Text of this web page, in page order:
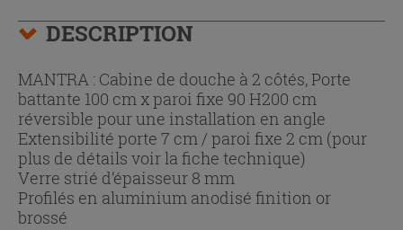
DESCRIPTION
MANTRA : Cabine de douche à 2 côtés, Porte
battante 100 cm x paroi fixe 90 H200 cm
réversible pour une installation en angle
Extensibilité porte 7 cm / paroi fixe 2 cm (pour
plus de détails voir la fiche technique)
Verre strié d’épaisseur 8 mm
Profilés en aluminium anodisé finition or
brossé